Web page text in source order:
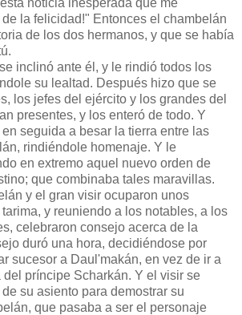
la felicidad!" Entonces el chambelán
de los dos hermanos, y que se había
inclinó ante él, y le rindió todos los
su lealtad. Después hizo que se
los jefes del ejército y los grandes del
presentes, y los enteró de todo. Y
seguida a besar la tierra entre las
rindiéndole homenaje. Y le
en extremo aquel nuevo orden de
que combinaba tales maravillas.
y el gran visir ocuparon unos
y reuniendo a los notables, a los
celebraron consejo acerca de la
duró una hora, decidiéndose por
sucesor a Daul'makán, en vez de ir a
del príncipe Scharkán. Y el visir se
su asiento para demostrar su
que pasaba a ser el personaje